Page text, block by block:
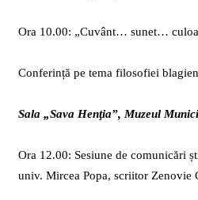
Ora 10.00: „Cuvânt… sunet…
Conferință pe tema filosofiei
Sala „Sava Henţia”, Muzeul
Ora 12.00: Sesiune de comunicări
univ. Mircea Popa, scriitor Zenovie